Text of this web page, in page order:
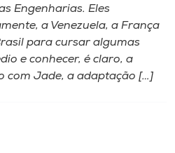
Engenharias. Eles
a Venezuela, a França
para cursar algumas
e conhecer, é claro, a
com Jade, a adaptação […]